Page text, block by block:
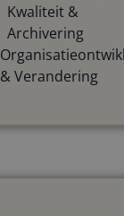
Kwaliteit &
Archivering
& Verandering